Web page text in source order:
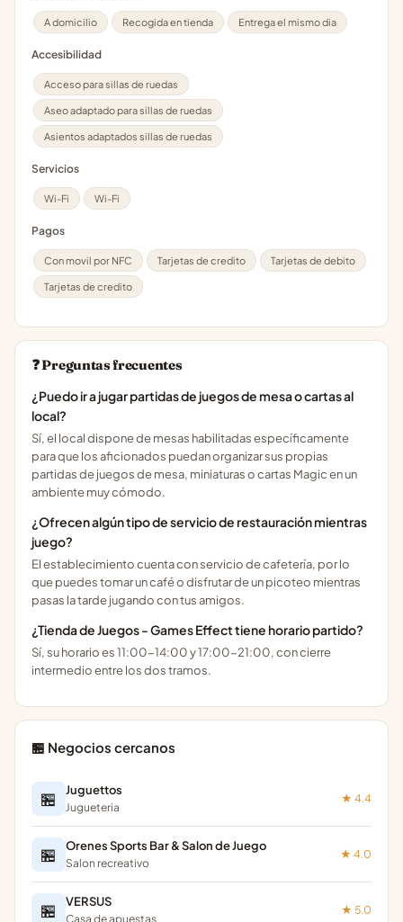
A domicilio Recogida en tienda Entrega el mismo dia
Accesibilidad
Acceso para sillas de ruedas
Aseo adaptado para sillas de ruedas
Asientos adaptados sillas de ruedas
Servicios
Wi-Fi Wi-Fi
Pagos
Con movil por NFC Tarjetas de credito Tarjetas de debito
Tarjetas de credito
❓ Preguntas frecuentes
¿Puedo ir a jugar partidas de juegos de mesa o cartas al
local?
Sí, el local dispone de mesas habilitadas específicamente
para que los aficionados puedan organizar sus propias
partidas de juegos de mesa, miniaturas o cartas Magic en un
ambiente muy cómodo.
¿Ofrecen algún tipo de servicio de restauración mientras
juego?
El establecimiento cuenta con servicio de cafetería, por lo
que puedes tomar un café o disfrutar de un picoteo mientras
pasas la tarde jugando con tus amigos.
¿Tienda de Juegos - Games Effect tiene horario partido?
Sí, su horario es 11:00-14:00 y 17:00-21:00, con cierre
intermedio entre los dos tramos.
🏪 Negocios cercanos
🏪 Juguettos
Jugueteria
★ 4.4
🏪 Orenes Sports Bar & Salon de Juego
Salon recreativo
★ 4.0
🏪 VERSUS
Casa de apuestas
★ 5.0